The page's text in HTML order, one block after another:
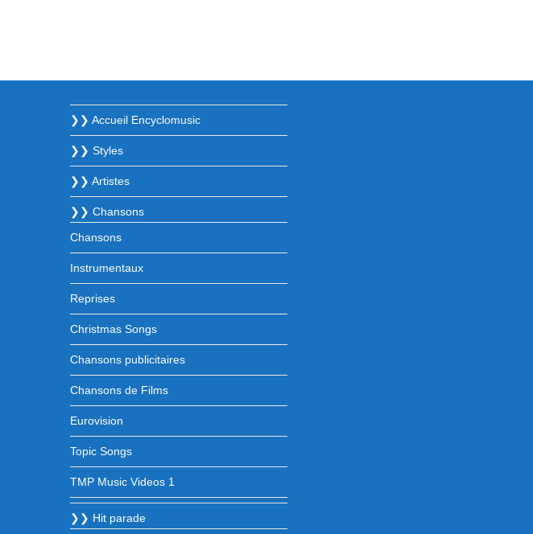
❯❯ Accueil Encyclomusic
❯❯ Styles
❯❯ Artistes
❯❯ Chansons
Chansons
Instrumentaux
Reprises
Christmas Songs
Chansons publicitaires
Chansons de Films
Eurovision
Topic Songs
TMP Music Videos 1
❯❯ Hit parade